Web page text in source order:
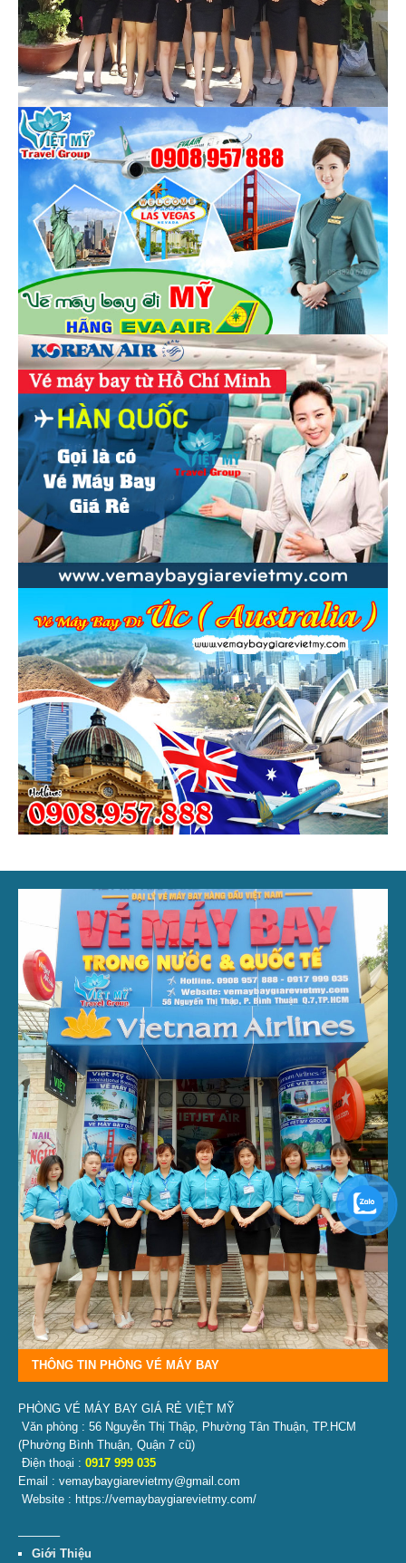
THÔNG TIN PHÒNG VÉ MÁY BAY
PHÒNG VÉ MÁY BAY GIÁ RẺ VIỆT MỸ
Văn phòng : 56 Nguyễn Thị Thập, Phường Tân Thuận, TP.HCM
(Phường Bình Thuận, Quận 7 cũ)
Điện thoại : 0917 999 035
Email : vemaybaygiarevietmy@gmail.com
Website : https://vemaybaygiarevietmy.com/
———–
Giới Thiệu